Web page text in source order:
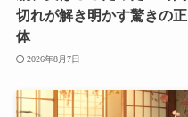
切れが解き明かす驚きの正
体
2026年8月7日